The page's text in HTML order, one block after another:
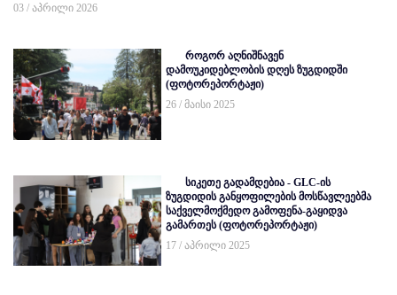
03 / აპრილი 2026
როგორ აღნიშნავენ
დამოუკიდებლობის დღეს ზუგდიდში
(ფოტორეპორტაჟი)
26 / მაისი 2025
სიკეთე გადამდებია - GLC-ის
ზუგდიდის განყოფილების მოსწავლეებმა
საქველმოქმედო გამოფენა-გაყიდვა
გამართეს (ფოტორეპორტაჟი)
17 / აპრილი 2025